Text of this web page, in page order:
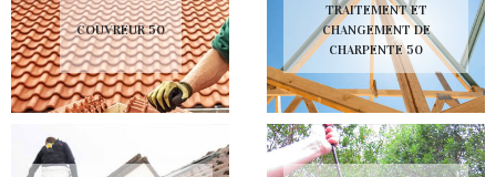
COUVREUR 50
TRAITEMENT ET
CHANGEMENT DE
CHARPENTE 50